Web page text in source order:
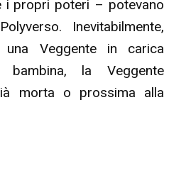
i propri poteri – potevano
Inevitabilmente,
Veggente in carica
bambina, la Veggente
morta o prossima alla